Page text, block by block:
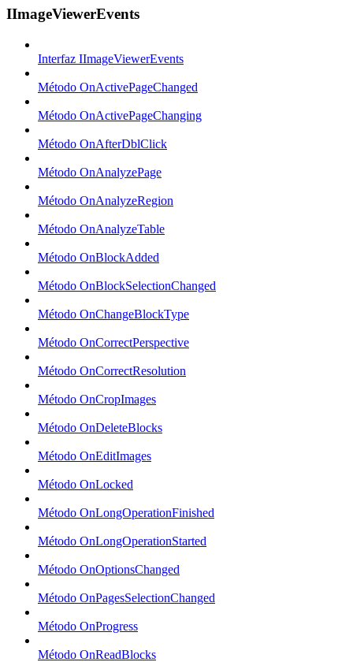
IImageViewerEvents
Interfaz IImageViewerEvents
Método OnActivePageChanged
Método OnActivePageChanging
Método OnAfterDblClick
Método OnAnalyzePage
Método OnAnalyzeRegion
Método OnAnalyzeTable
Método OnBlockAdded
Método OnBlockSelectionChanged
Método OnChangeBlockType
Método OnCorrectPerspective
Método OnCorrectResolution
Método OnCropImages
Método OnDeleteBlocks
Método OnEditImages
Método OnLocked
Método OnLongOperationFinished
Método OnLongOperationStarted
Método OnOptionsChanged
Método OnPagesSelectionChanged
Método OnProgress
Método OnReadBlocks